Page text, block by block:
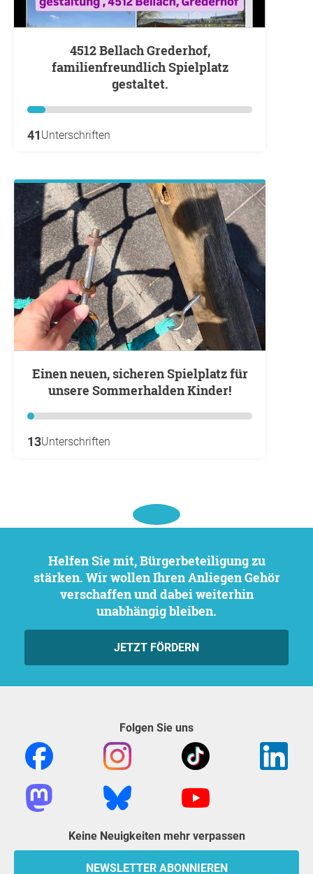
4512 Bellach Grederhof,
familienfreundlich Spielplatz
gestaltet.
41 Unterschriften
Einen neuen, sicheren Spielplatz für
unsere Sommerhalden Kinder!
13Unterschriften
Helfen Sie mit, Bürgerbeteiligung zu
stärken. Wir wollen Ihren Anliegen Gehör
verschaffen und dabei weiterhin
unabhängig bleiben.
JETZT FÖRDERN
Folgen Sie uns
Keine Neuigkeiten mehr verpassen
NEWSLETTER ABONNIEREN